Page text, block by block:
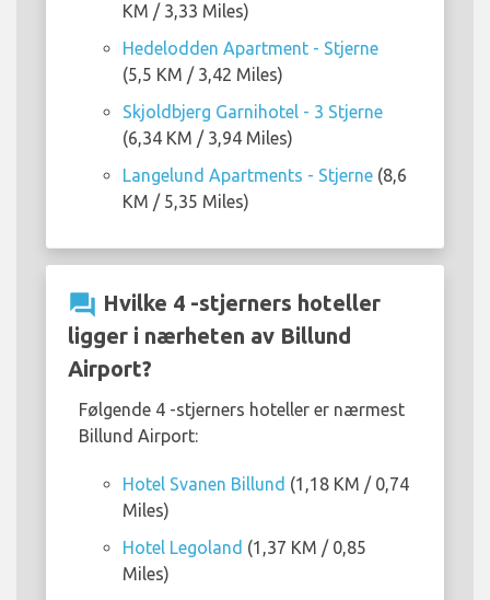
KM / 3,33 Miles)
Hedelodden Apartment - Stjerne
(5,5 KM / 3,42 Miles)
Skjoldbjerg Garnihotel - 3 Stjerne
(6,34 KM / 3,94 Miles)
Langelund Apartments - Stjerne (8,6
KM / 5,35 Miles)
question_answer Hvilke 4 -stjerners hoteller
ligger i nærheten av Billund
Airport?
Følgende 4 -stjerners hoteller er nærmest
Billund Airport:
Hotel Svanen Billund (1,18 KM / 0,74
Miles)
Hotel Legoland (1,37 KM / 0,85
Miles)